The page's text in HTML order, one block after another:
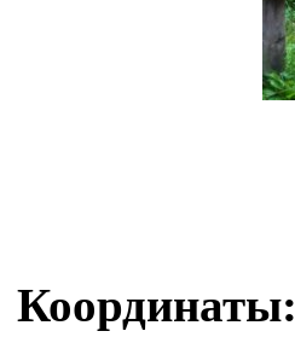
Координаты: